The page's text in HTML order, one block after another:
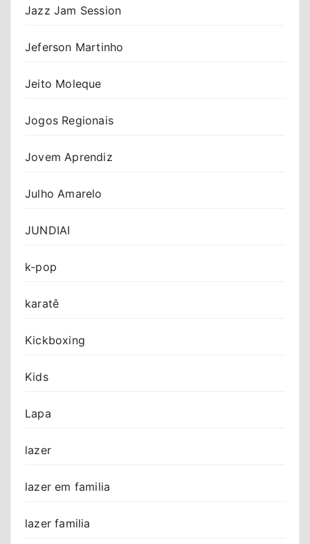
Jazz Jam Session
Jeferson Martinho
Jeito Moleque
Jogos Regionais
Jovem Aprendiz
Julho Amarelo
JUNDIAI
k-pop
karatê
Kickboxing
Kids
Lapa
lazer
lazer em familia
lazer familia